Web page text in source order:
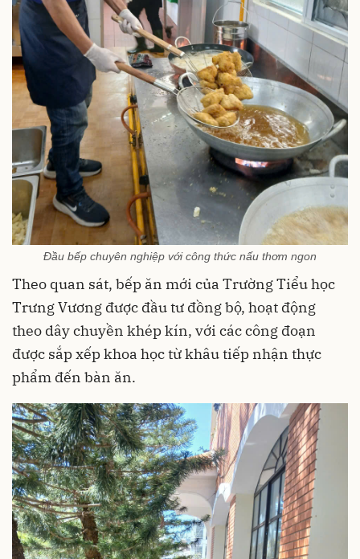
Đầu bếp chuyên nghiệp với công thức nấu thơm ngon
Theo quan sát, bếp ăn mới của Trường Tiểu học
Trưng Vương được đầu tư đồng bộ, hoạt động
theo dây chuyền khép kín, với các công đoạn
được sắp xếp khoa học từ khâu tiếp nhận thực
phẩm đến bàn ăn.